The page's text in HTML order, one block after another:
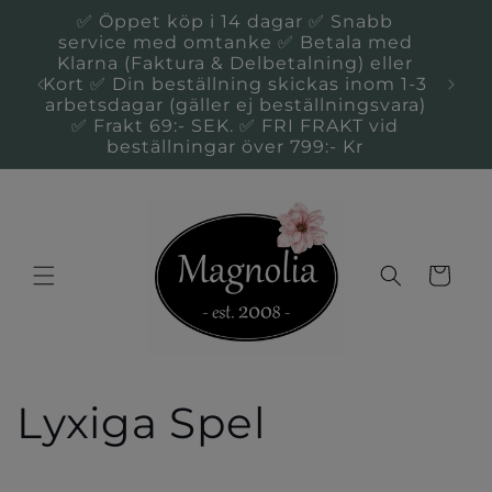
vidare
innehåll
✅ Öppet köp i 14 dagar ✅ Snabb
service med omtanke ✅ Betala med
Klarna (Faktura & Delbetalning) eller
Kort ✅ Din beställning skickas inom 1-3
arbetsdagar (gäller ej beställningsvara)
✅ Frakt 69:- SEK. ✅ FRI FRAKT vid
beställningar över 799:- Kr
Varukorg
P
Lyxiga Spel